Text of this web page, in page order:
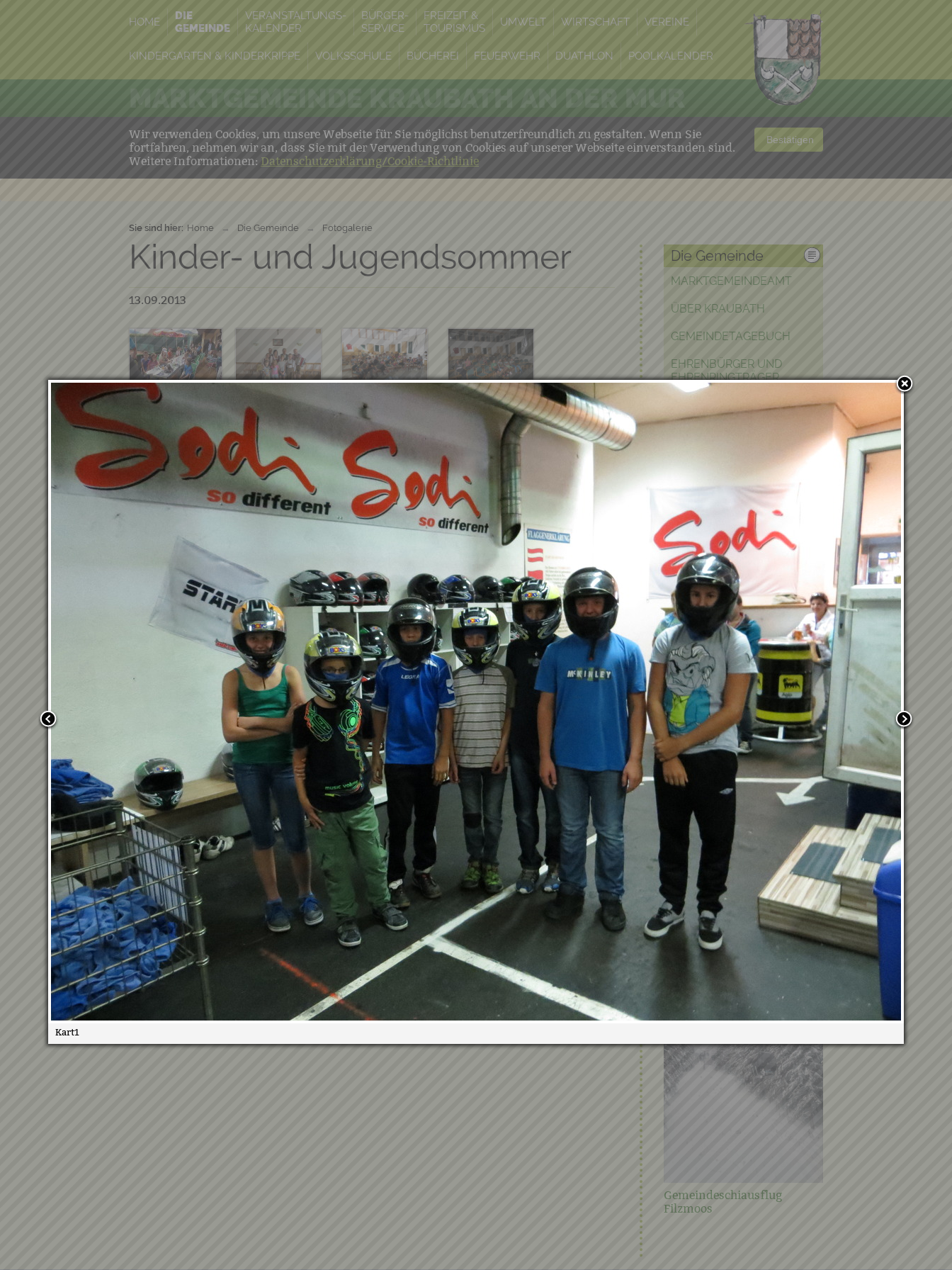
HOME
DIE
GEMEINDE
VERANSTALTUNGS-
KALENDER
BÜRGER-
SERVICE
FREIZEIT &
TOURISMUS
UMWELT WIRTSCHAFT VEREINE
KINDERGARTEN & KINDERKRIPPE VOLKSSCHULE BÜCHEREI FEUERWEHR DUATHLON POOLKALENDER
MARKTGEMEINDE KRAUBATH AN DER MUR
Wir verwenden Cookies, um unsere Webseite für Sie möglichst benutzerfreundlich zu gestalten. Wenn Sie
fortfahren, nehmen wir an, dass Sie mit der Verwendung von Cookies auf unserer Webseite einverstanden sind.
Weitere Informationen: Datenschutzerklärung/Cookie-Richtlinie
Bestätigen
Sie sind hier: Home → Die Gemeinde → Fotogalerie
Kinder- und Jugendsommer
13.09.2013
Zurück
Die Gemeinde
MARKTGEMEINDEAMT
ÜBER KRAUBATH
GEMEINDETAGEBUCH
EHRENBÜRGER UND
EHRENRINGTRÄGER
POLITIK IN KRAUBATH
PARTNERGEMEINDE
FOTOGALERIE
Verwandte Einträge
03.07.2026 - Bericht vom
Ausflug nach Kärnten
18.04.2026 - Frühjahrsputz
2026
Weltmeisterliche
Rettungshundearbeit in
Kraubath an der Mur
20. Kraubather
Hallenfußballturnier
9.1.2026
Wunschkonzert 2025
05.12.2025 - Rorate mit
unseren VS-Kindern
29.11.2025 -
Kraubath
17.11.2025 - LIMA -
Geburtstagsfeier Fr. Friedl
07.11.2025 - Laternenumzug
in Kraubath
30.10.2025 - Kinonachmittag
mit Pumuckl
Verwandte Galerien
Gemeindeschiausflug
Filzmoos
Kart1